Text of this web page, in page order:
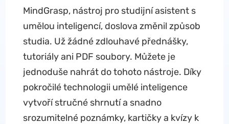
MindGrasp, nástroj pro studijní asistent s
umělou inteligencí, doslova změnil způsob
studia. Už žádné zdlouhavé přednášky,
tutoriály ani PDF soubory. Můžete je
jednoduše nahrát do tohoto nástroje. Díky
pokročilé technologii umělé inteligence
vytvoří stručné shrnutí a snadno
srozumitelné poznámky, kartičky a kvízy k